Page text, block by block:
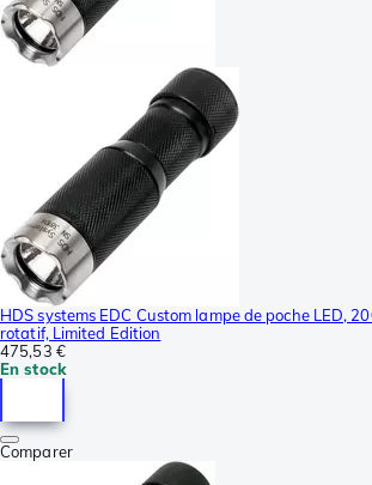
HDS systems EDC Custom lampe de poche LED,
rotatif, Limited Edition
475,53 €
En stock
Comparer